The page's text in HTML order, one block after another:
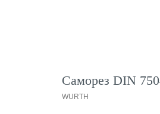
Саморез DIN
WURTH